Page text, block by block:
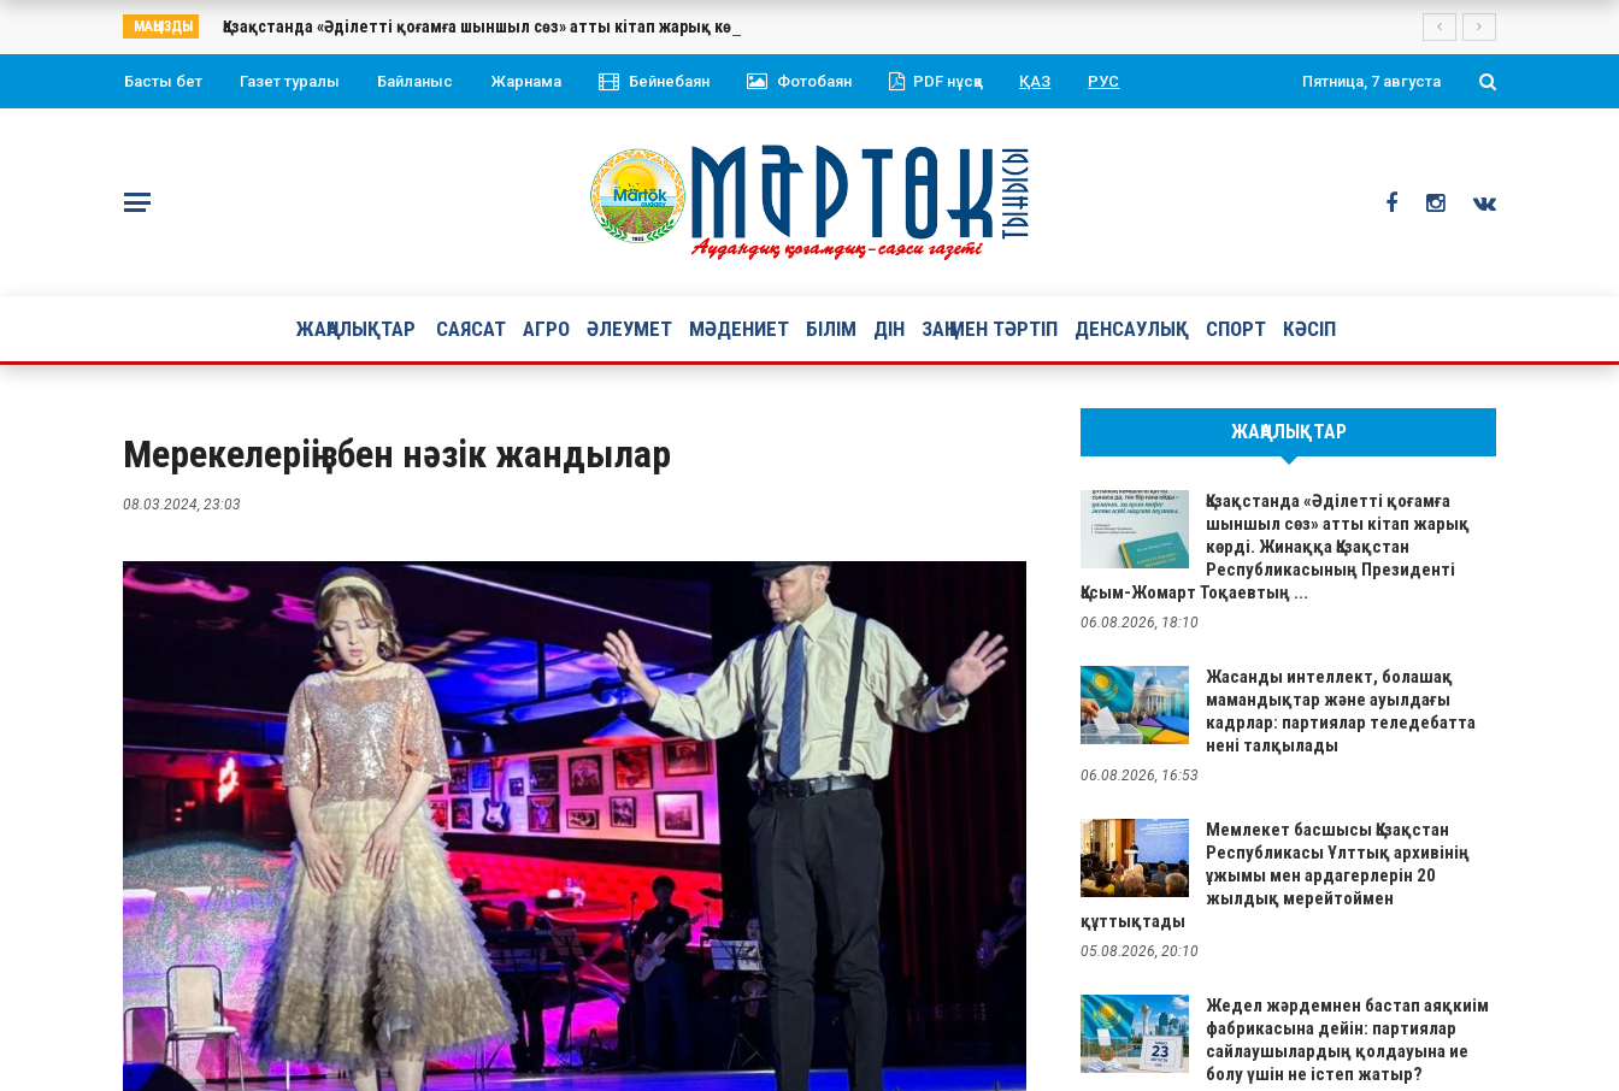
МАҢЫЗДЫ Қазақстанда «Әділетті қоғамға шыншыл сөз» атты кітап жарық көрді. Жинаққа Қазақстан Республикасының Президенті Қасым-Жомарт Тоқаевтың таңдаулы ой-тұжырымдары мен
Басты бет Газет туралы Байланыс Жарнама Бейнебаян Фотобаян PDF нұсқа ҚАЗ РУС Пятница, 7 августа
ЖАҢАЛЫҚТАР САЯСАТ АГРО ӘЛЕУМЕТ МӘДЕНИЕТ БІЛІМ ДІН ЗАҢ МЕН ТӘРТІП ДЕНСАУЛЫҚ СПОРТ КӘСІП
Мерекелеріңізбен нәзік жандылар
08.03.2024, 23:03
ЖАҢАЛЫҚТАР
Қазақстанда «Әділетті қоғамға
шыншыл сөз» атты кітап жарық
көрді. Жинаққа Қазақстан
Республикасының Президенті
Қасым-Жомарт Тоқаевтың ...
06.08.2026, 18:10
Жасанды интеллект, болашақ
мамандықтар және ауылдағы
кадрлар: партиялар теледебатта
нені талқылады
06.08.2026, 16:53
Мемлекет басшысы Қазақстан
Республикасы Ұлттық архивінің
ұжымы мен ардагерлерін 20
жылдық мерейтоймен
құттықтады
05.08.2026, 20:10
Жедел жәрдемнен бастап аяқкиім
фабрикасына дейін: партиялар
сайлаушылардың қолдауына ие
болу үшін не істеп жатыр?